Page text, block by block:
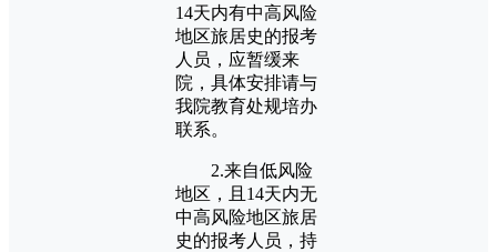
14天内有中高风险
地区旅居史的报考
人员，应暂缓来
院，具体安排请与
我院教育处规培办
联系。
2.来自低风险
地区，且14天内无
中高风险地区旅居
史的报考人员，持